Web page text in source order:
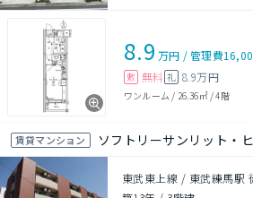
8.9 万円 /管理費
敷 無料 礼 8.9万円
ワンルーム / 26.36㎡/4階
賃貸マンション ソフトリーサンリット・
東武東上線 / 東武練馬駅